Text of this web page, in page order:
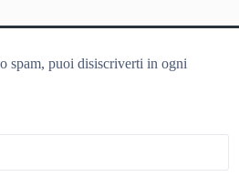
spam, puoi disiscriverti in ogni